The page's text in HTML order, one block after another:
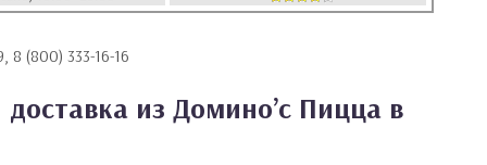
8 (800) 333-16-16
из Домино’с Пицца в